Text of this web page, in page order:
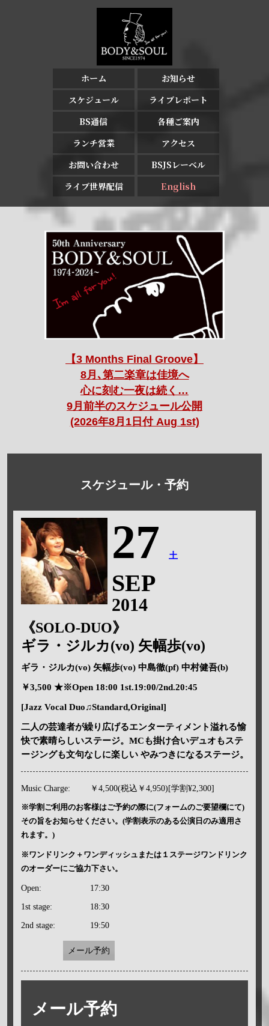
ホーム
お知らせ
スケジュール
ライブレポート
BS通信
各種ご案内
ランチ営業
アクセス
お問い合わせ
BSJSレーベル
ライブ世界配信
English
【3 Months Final Groove】
8月､第二楽章は佳境へ
心に刻む一夜は続く…
9月前半のスケジュール公開
(2026年8月1日付 Aug 1st)
スケジュール・予約
27 土
SEP
2014
《SOLO-DUO》
ギラ・ジルカ(vo) 矢幅歩(vo)
ギラ・ジルカ(vo) 矢幅歩(vo) 中島徹(pf) 中村健吾(b)
￥3,500 ★※Open 18:00 1st.19:00/2nd.20:45
[Jazz Vocal Duo♫Standard,Original]
二人の芸達者が繰り広げるエンターティメント溢れる愉
快で素晴らしいステージ。MCも掛け合いデュオもステ
ージングも文句なしに楽しい やみつきになるステージ。
Music Charge: ￥4,500(税込￥4,950)[学割¥2,300]
※学割ご利用のお客様はご予約の際に(フォームのご要望欄にて)
その旨をお知らせください。(学割表示のある公演日のみ適用さ
れます。)
※ワンドリンク＋ワンディッシュまたは１ステージワンドリンク
のオーダーにご協力下さい。
Open: 17:30
1st stage: 18:30
2nd stage: 19:50
メール予約
メール予約